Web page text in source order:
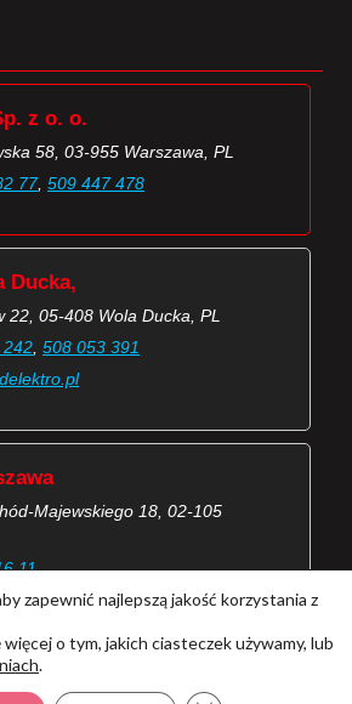
z o. o.
58, 03-955 Warszawa, PL
77, 509 447 478
Ducka,
22, 05-408 Wola Ducka, PL
242 508 053 391
Majewskiego 18, 02-105
11
kontaktach MKD Elektro)
zapewnić najlepszą jakość korzystania z
o tym, jakich ciasteczek używamy, lub
.